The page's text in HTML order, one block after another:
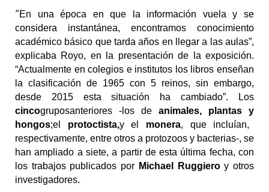
“En una época en que la información vuela y se
considera instantánea, encontramos conocimiento
académico básico que tarda años en llegar a las aulas”,
explicaba Royo, en la presentación de la exposición.
“Actualmente en colegios e institutos los libros enseñan
la clasificación de 1965 con 5 reinos, sin embargo,
desde 2015 esta situación ha cambiado”.
Los
cincogruposanteriores - los de animales, plantas y
hongos;el protoctista,y el monera, que incluían,
respectivamente, entre otros a protozoos y bacterias-, se
han ampliado a siete, a partir de esta última fecha, con
los trabajos publicados por Michael Ruggieroy otros
investigadores.